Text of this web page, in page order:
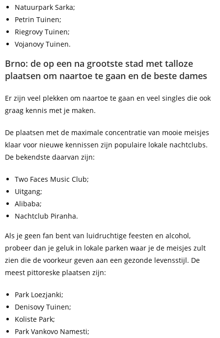
Natuurpark Sarka;
Petrin Tuinen;
Riegrovy Tuinen;
Vojanovy Tuinen.
Brno: de op een na grootste stad met talloze
plaatsen om naartoe te gaan en de beste dames
Er zijn veel plekken om naartoe te gaan en veel singles die ook
graag kennis met je maken.
De plaatsen met de maximale concentratie van mooie meisjes
klaar voor nieuwe kennissen zijn populaire lokale nachtclubs.
De bekendste daarvan zijn:
Two Faces Music Club;
Uitgang;
Alibaba;
Nachtclub Piranha.
Als je geen fan bent van luidruchtige feesten en alcohol,
probeer dan je geluk in lokale parken waar je de meisjes zult
zien die de voorkeur geven aan een gezonde levensstijl. De
meest pittoreske plaatsen zijn:
Park Loezjanki;
Denisovy Tuinen;
Koliste Park;
Park Vankovo Namesti;